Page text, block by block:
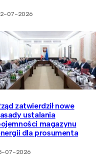
07-2026
zatwierdził nowe
ustalania
magazynu
dla prosumenta
07-2026